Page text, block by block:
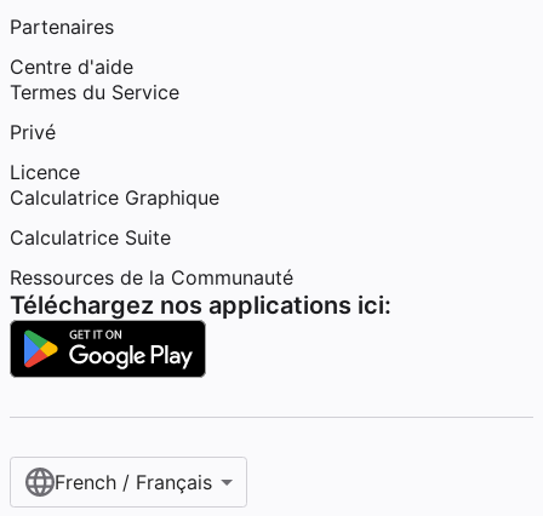
Partenaires
Centre d'aide
Termes du Service
Privé
Licence
Calculatrice Graphique
Calculatrice Suite
Ressources de la Communauté
Téléchargez nos applications ici:
French / Français‎